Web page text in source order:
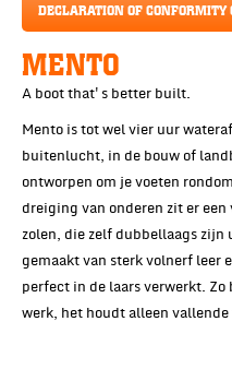
DECLARATION OF CONFORMITY
MENTO
A boot that's better built.
Mento is tot wel vier uur
buitenlucht, in de bouw of
ontworpen om je voeten
dreiging van onderen zit er
zolen, die zelf dubbellaags zijn
gemaakt van sterk volnerf leer
perfect in de laars verwerkt.
werk, het houdt alleen